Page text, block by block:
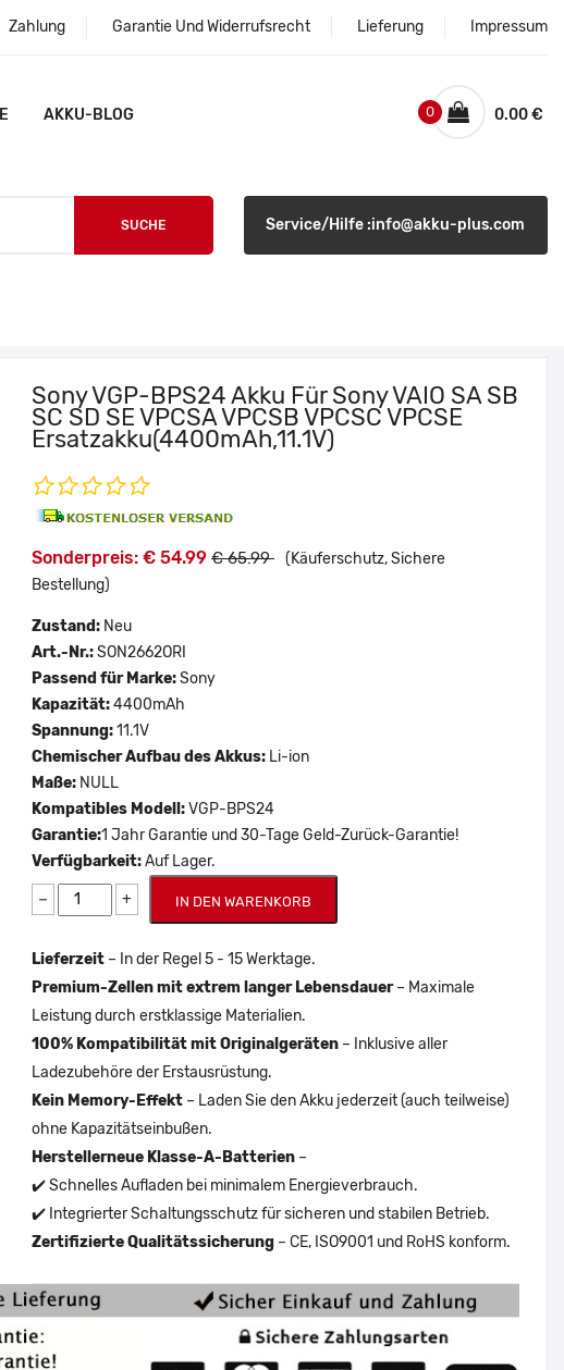
Zahlung Garantie Und Widerrufsrecht Lieferung Impressum
AKKU-BLOG 0.00 €
0
SUCHE Service/Hilfe :info@akku-plus.com
Sony VGP-BPS24 Akku Für Sony VAIO SA SB
SC SD SE VPCSA VPCSB VPCSC VPCSE
Ersatzakku(4400mAh,11.1V)
Sonderpreis: € 54.99 € 65.99 (Käuferschutz, Sichere
Bestellung)
Zustand: Neu
Art.-Nr.:SON2662ORI
Passend für Marke:Sony
Kapazität:4400mAh
Spannung:11.1V
Chemischer Aufbau des Akkus: Li-ion
Maße: NULL
Kompatibles Modell:VGP-BPS24
Garantie:1 Jahr Garantie und 30-Tage Geld-Zurück-Garantie!
Verfügbarkeit:Auf Lager.
− + IN DEN WARENKORB
Lieferzeit – In der Regel 5 - 15 Werktage.
Premium-Zellen mit extrem langer Lebensdauer– Maximale
Leistung durch erstklassige Materialien.
100% Kompatibilität mit Originalgeräten – Inklusive aller
Ladezubehöre der Erstausrüstung.
Kein Memory-Effekt – Laden Sie den Akku jederzeit (auch teilweise)
ohne Kapazitätseinbußen.
Herstellerneue Klasse-A-Batterien –
✔️ Schnelles Aufladen bei minimalem Energieverbrauch.
✔️ Integrierter Schaltungsschutz für sicheren und stabilen Betrieb.
Zertifizierte Qualitätssicherung – CE, ISO9001 und RoHS konform.